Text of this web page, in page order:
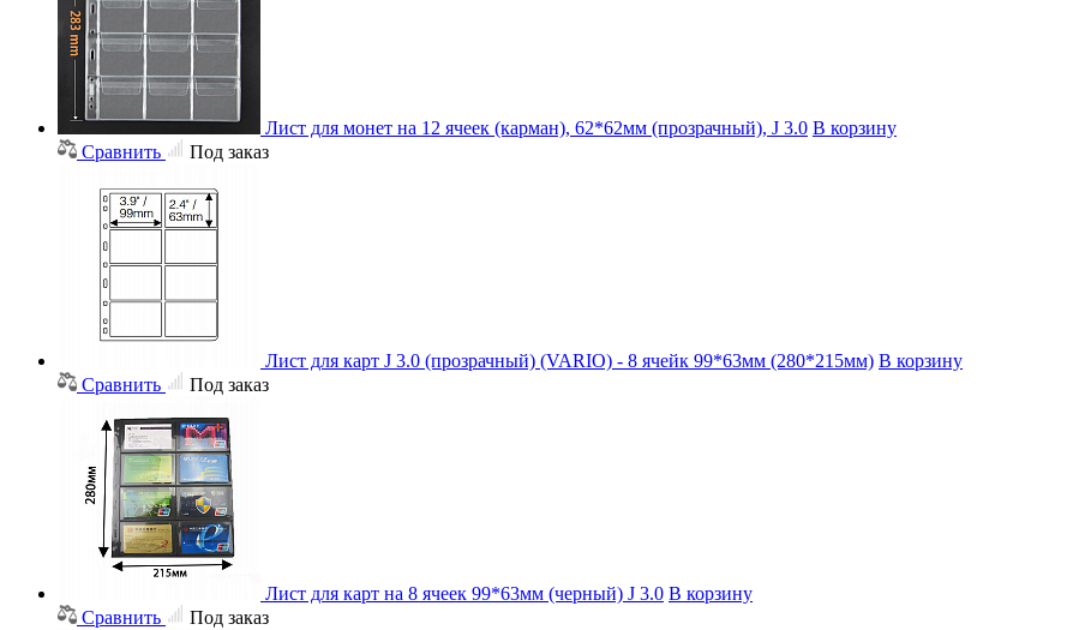
Лист для монет на 12 ячеек (карман), 62*62мм (прозрачный), J 3.0 В корзину
Сравнить
Под заказ
Лист для карт J 3.0 (прозрачный) (VARIO) - 8 ячейк 99*63мм (280*215мм) В корзину
Сравнить
Под заказ
Лист для карт на 8 ячеек 99*63мм (черный) J 3.0 В корзину
Сравнить
Под заказ